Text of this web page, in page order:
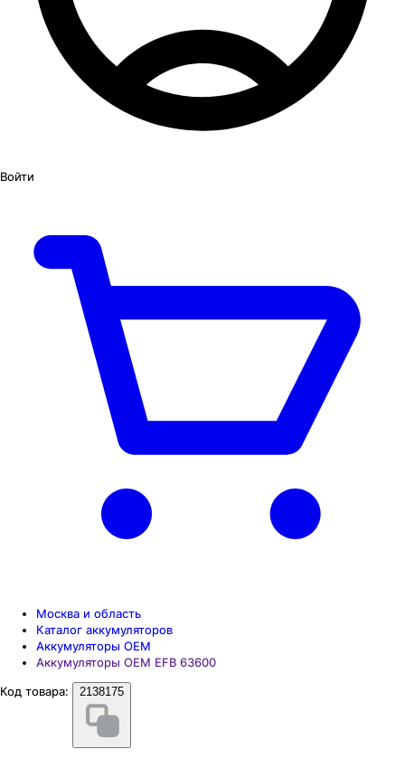
Войти
Москва и область
Каталог аккумуляторов
Аккумуляторы OEM
Аккумуляторы OEM EFB 63600
Код товара:
2138175